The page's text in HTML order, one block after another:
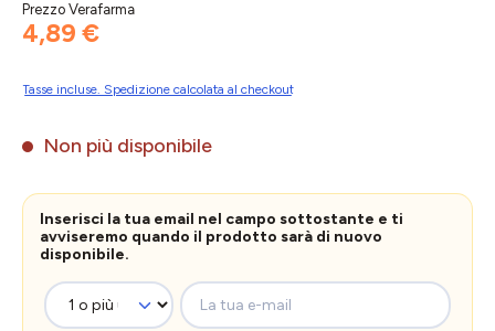
Prezzo Verafarma
4,89 €
Tasse incluse. Spedizione calcolata al checkout
Non più disponibile
Inserisci la tua email nel campo sottostante e ti
avviseremo quando il prodotto sarà di nuovo
disponibile.
La tua e-mail